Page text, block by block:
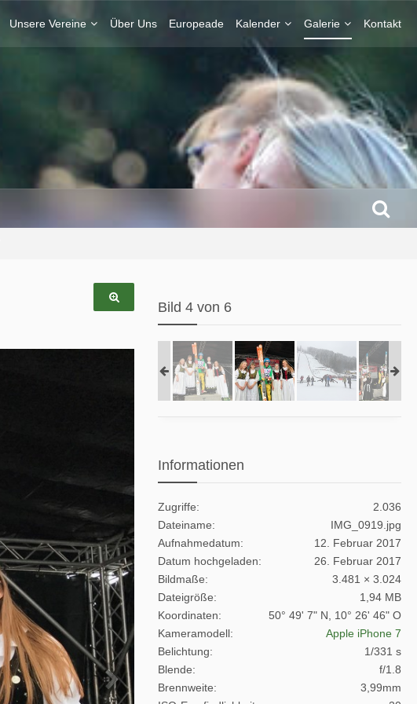
Unsere Vereine Über Uns Europeade Kalender Galerie Kontakt
Bild 4 von 6
Informationen
Zugriffe
2.036
Dateiname
IMG_0919.jpg
Aufnahmedatum
12. Februar 2017
Datum hochgeladen
26. Februar 2017
Bildmaße
3.481 × 3.024
Dateigröße
1,94 MB
Koordinaten
50° 49' 7" N, 10° 26' 46" O
Kameramodell
Apple iPhone 7
Belichtung
1/331 s
Blende
f/1.8
Brennweite
3,99mm